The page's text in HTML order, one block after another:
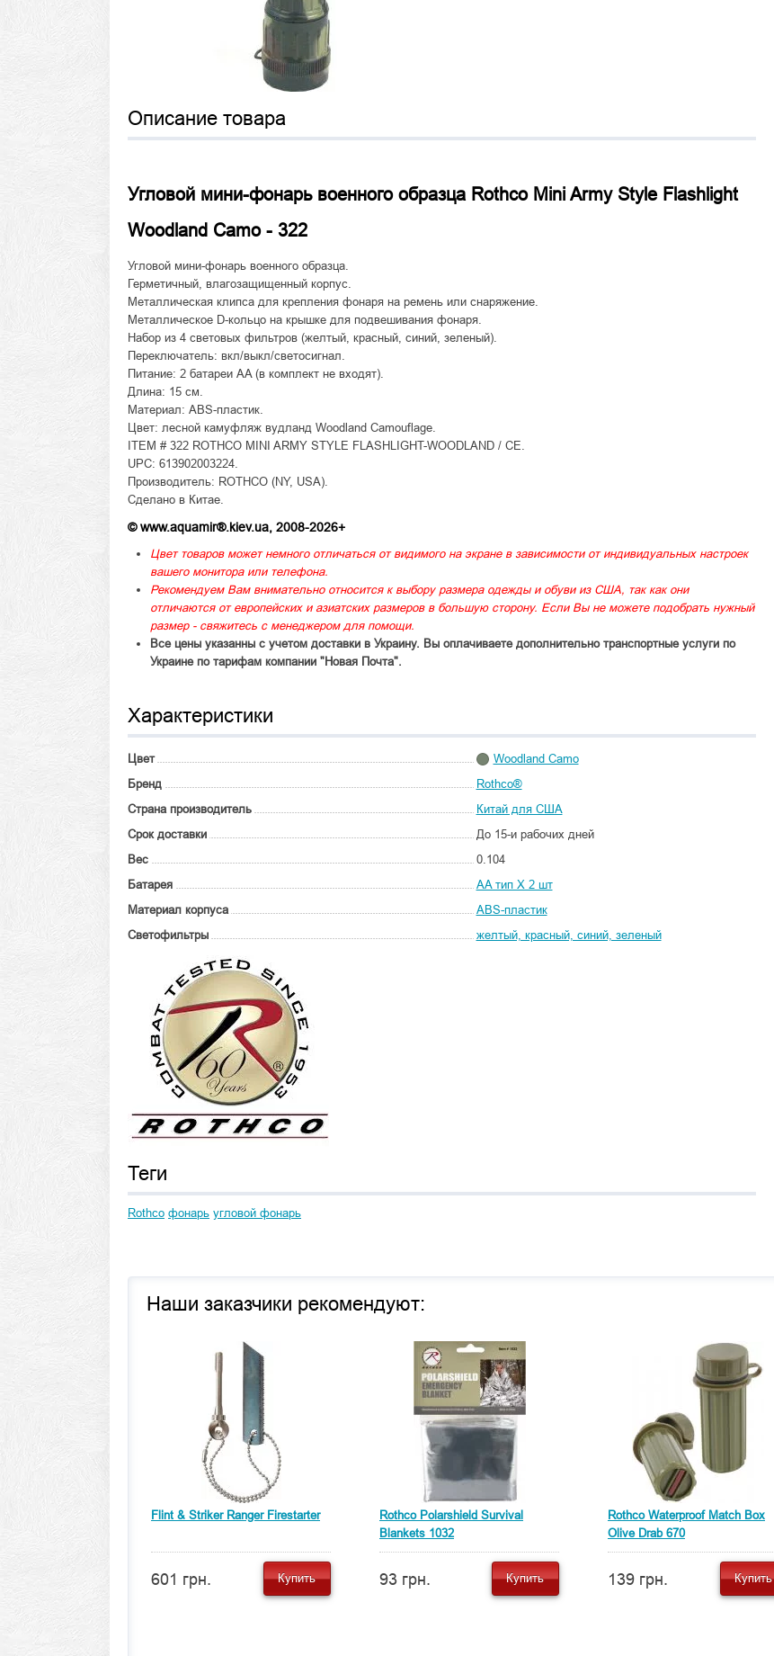
Описание товара
Угловой мини-фонарь военного образца Rothco Mini Army Style Flashlight
Woodland Camo - 322
Угловой мини-фонарь военного образца.
Герметичный, влагозащищенный корпус.
Металлическая клипса для крепления фонаря на ремень или снаряжение.
Металлическое D-кольцо на крышке для подвешивания фонаря.
Набор из 4 световых фильтров (желтый, красный, синий, зеленый).
Переключатель: вкл/выкл/светосигнал.
Питание: 2 батареи AA (в комплект не входят).
Длина: 15 см.
Материал: ABS-пластик.
Цвет: лесной камуфляж вудланд Woodland Camouflage.
ITEM # 322 ROTHCO MINI ARMY STYLE FLASHLIGHT-WOODLAND / CE.
UPC: 613902003224.
Производитель: ROTHCO (NY, USA).
Сделано в Китае.
© www.aquamir®.kiev.ua, 2008-2026+
Цвет товаров может немного отличаться от видимого на экране в зависимости от индивидуальных настроек
вашего монитора или телефона.
Рекомендуем Вам внимательно относится к выбору размера одежды и обуви из США, так как они
отличаются от европейских и азиатских размеров в большую сторону. Если Вы не можете подобрать нужный
размер - свяжитесь с менеджером для помощи.
Все цены указанны с учетом доставки в Украину. Вы оплачиваете дополнительно транспортные услуги по
Украине по тарифам компании "Новая Почта".
Характеристики
Цвет
Woodland Camo
Бренд
Rothco®
Страна производитель
Китай для США
Срок доставки
До 15-и рабочих дней
Вес
0.104
Батарея
AA тип X 2 шт
Материал корпуса
ABS-пластик
Светофильтры
желтый, красный, синий, зеленый
Теги
Rothco фонарь угловой фонарь
Наши заказчики рекомендуют:
Flint & Striker Ranger Firestarter
601 грн. Купить
Rothco Polarshield Survival
Blankets 1032
93 грн. Купить
Rothco Waterproof Match Box
Olive Drab 670
139 грн. Купить